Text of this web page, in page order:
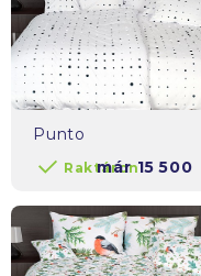
Punto
Raktáron
már15 500